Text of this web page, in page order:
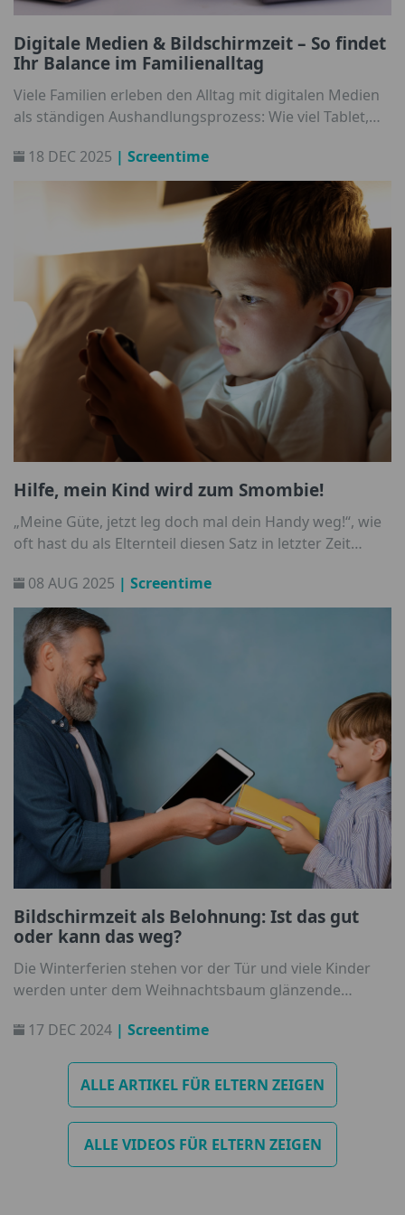
Digitale Medien & Bildschirmzeit – So findet
Ihr Balance im Familienalltag
Viele Familien erleben den Alltag mit digitalen Medien
als ständigen Aushandlungsprozess: Wie viel Tablet,
regle ich Bildschirmzeiten ohne Druck und Beef? Hier
findet Ihr Tipps zu einem entspannten Umgang mit
18 DEC 2025 | Screentime
Hilfe, mein Kind wird zum Smombie!
„Meine Güte, jetzt leg doch mal dein Handy weg!“, wie
oft hast du als Elternteil diesen Satz in letzter Zeit
ihre Kinder aus der digitalen Welt holen zu müssen.
Aber warum? Was ist denn nun so fesselnd?
08 AUG 2025 | Screentime
Bildschirmzeit als Belohnung: Ist das gut
oder kann das weg?
Die Winterferien stehen vor der Tür und viele Kinder
werden unter dem Weihnachtsbaum glänzende
wir oft vor einer großen Frage: Wie kann ich die
als Belohnung einsetzen? Zusammen mit der
Kinderpsychologin Jarmila Tomkova finden wir heraus,
warum diese scheinbar harmlose Belohnung vielleicht
nicht der beste Weg ist - und welche Alternativen den
Familienalltag reibungsloser und glücklicher machen
17 DEC 2024 | Screentime
ALLE ARTIKEL FÜR ELTERN ZEIGEN
ALLE VIDEOS FÜR ELTERN ZEIGEN